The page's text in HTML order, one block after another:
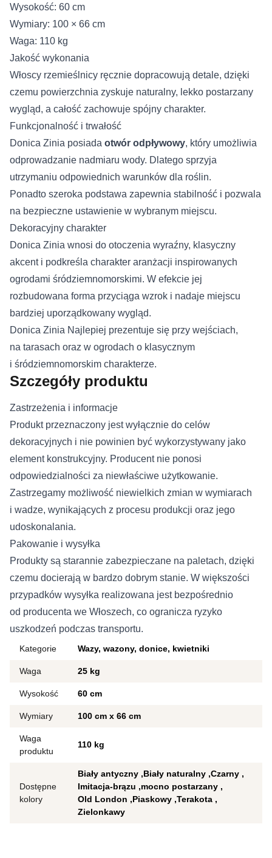
Wysokość: 60 cm
Wymiary: 100 × 66 cm
Waga: 110 kg
Jakość wykonania
Włoscy rzemieślnicy ręcznie dopracowują detale, dzięki
czemu powierzchnia zyskuje naturalny, lekko postarzany
wygląd, a całość zachowuje spójny charakter.
Funkcjonalność i trwałość
Donica Zinia posiada otwór odpływowy, który umożliwia
odprowadzanie nadmiaru wody. Dlatego sprzyja
utrzymaniu odpowiednich warunków dla roślin.
Ponadto szeroka podstawa zapewnia stabilność i pozwala
na bezpieczne ustawienie w wybranym miejscu.
Dekoracyjny charakter
Donica Zinia wnosi do otoczenia wyraźny, klasyczny
akcent i podkreśla charakter aranżacji inspirowanych
ogrodami śródziemnomorskimi. W efekcie jej
rozbudowana forma przyciąga wzrok i nadaje miejscu
bardziej uporządkowany wygląd.
Donica Zinia Najlepiej prezentuje się przy wejściach,
na tarasach oraz w ogrodach o klasycznym
i śródziemnomorskim charakterze.
Szczegóły produktu
Zastrzeżenia i informacje
Produkt przeznaczony jest wyłącznie do celów
dekoracyjnych i nie powinien być wykorzystywany jako
element konstrukcyjny. Producent nie ponosi
odpowiedzialności za niewłaściwe użytkowanie.
Zastrzegamy możliwość niewielkich zmian w wymiarach
i wadze, wynikających z procesu produkcji oraz jego
udoskonalania.
Pakowanie i wysyłka
Produkty są starannie zabezpieczane na paletach, dzięki
czemu docierają w bardzo dobrym stanie. W większości
przypadków wysyłka realizowana jest bezpośrednio
od producenta we Włoszech, co ogranicza ryzyko
uszkodzeń podczas transportu.
Kategorie Wazy, wazony, donice, kwietniki
Waga 25 kg
Wysokość 60 cm
Wymiary 100 cm x 66 cm
Waga
produktu
110 kg
Dostępne
kolory
Biały antyczny Biały naturalny Czarny
Imitacja-brązu
mocno postarzany
Old London
Piaskowy Terakota
Zielonkawy